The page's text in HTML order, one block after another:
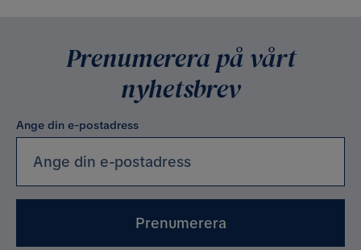
Prenumerera på vårt
nyhetsbrev
Ange din e-postadress
Prenumerera